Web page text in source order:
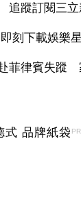
蹤訂閱三立
刻下載娛樂
菲律賓失蹤
式 品牌紙袋 PR